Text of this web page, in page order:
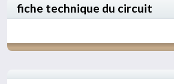
fiche technique du circuit